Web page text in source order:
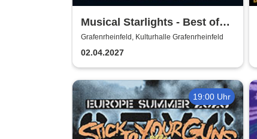
Musical Starlights - Best of
Musicals
Grafenrheinfeld, Kulturhalle Grafenrheinfeld
02.04.2027
19:00 Uhr